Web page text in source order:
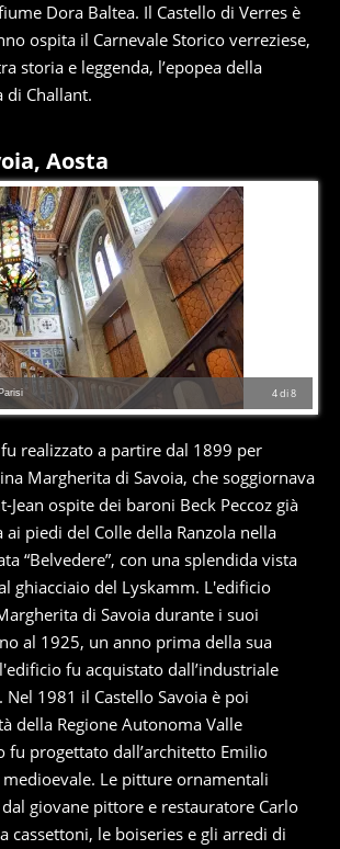
Dora Baltea. Il Castello di Verres è
ospita il Carnevale Storico verreziese,
storia e leggenda, l’epopea della
di Challant.
Aosta
4di8
realizzato a partire dal 1899 per
Margherita di Savoia, che soggiornava
Jean ospite dei baroni Beck Peccoz già
piedi del Colle della Ranzola nella
“Belvedere”, con una splendida vista
ghiacciaio del Lyskamm. L'edificio
di Savoia durante i suoi
al 1925, un anno prima della sua
fu acquistato dall’industriale
1981 il Castello Savoia è poi
della Regione Autonoma Valle
fu progettato dall’architetto Emilio
Le pitture ornamentali
giovane pittore e restauratore Carlo
cassettoni, le boiseries e gli arredi di